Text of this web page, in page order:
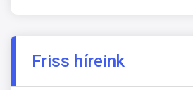
Friss híreink